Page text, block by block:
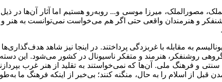
مصورالملک، میرزا موسی و... روبه‌رو هستیم اما آثار آن‌ها در
و هنرمندان واقعی حتی اگر هم می‌خواست نمی‌توانست به
.
به مقابله با غربزدگی پرداختند. در اینجا نیز شاهد
روشنفکر، هنرمند و متفکر ناسیونال در کشور می‌شود. این دسته
و فرهنگ ملی. آن‌ها که نمی‌خواستند به تقلید از هنر غرب
از اسلام را به حال، منگنه کنند؛ بی‌خبر از اینکه فرهنگ ما